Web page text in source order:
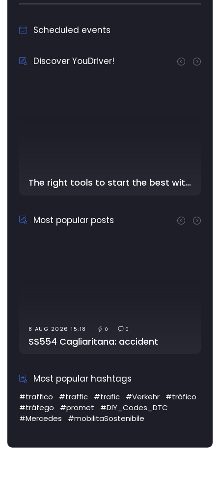
Scheduled events
Discover YouDriver!
The right tools to start the best with YouDriver - In the …
Most popular posts
8 AUG 2026 15:18 0
SS554 Cagliaritana: accident
Most popular hashtags
#traffico #traffic #trafic #Verkehr
#tráfico
#tráfego
#promet
#DIY_Codes_DTC
#Mercedes
#mobilitaSostenibile